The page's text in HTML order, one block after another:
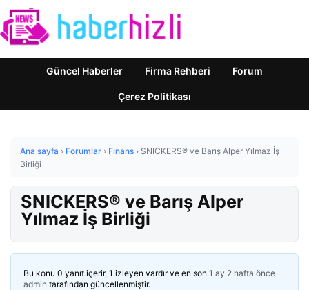
Güncel Haberler Firma Rehberi Forum
Çerez Politikası
Ana sayfa › Forumlar › Finans › SNICKERS® ve Barış Alper Yılmaz İş
Birliği
SNICKERS® ve Barış Alper
Yılmaz İş Birliği
Bu konu 0 yanıt içerir, 1 izleyen vardır ve en son 1 ay 2 hafta önce
admin tarafından güncellenmiştir.